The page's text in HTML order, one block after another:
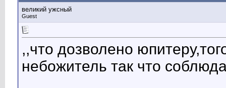
великий ужсный
Guest
,,что дозволено
небожитель так что